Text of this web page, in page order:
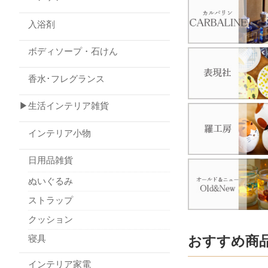
おすすめ商
入浴剤
ボディソープ・石けん
香水･フレグランス
▶生活インテリア雑貨
インテリア小物
日用品雑貨
ぬいぐるみ
ストラップ
クッション
寝具
インテリア家電